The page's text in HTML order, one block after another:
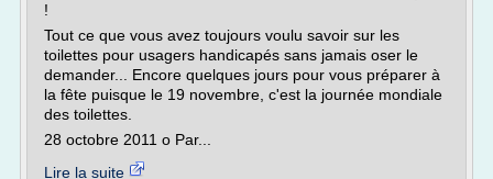
!
Tout ce que vous avez toujours voulu savoir sur les
toilettes pour usagers handicapés sans jamais oser le
demander... Encore quelques jours pour vous préparer à
la fête puisque le 19 novembre, c'est la journée mondiale
des toilettes.
28 octobre 2011 o Par...
Lire la suite